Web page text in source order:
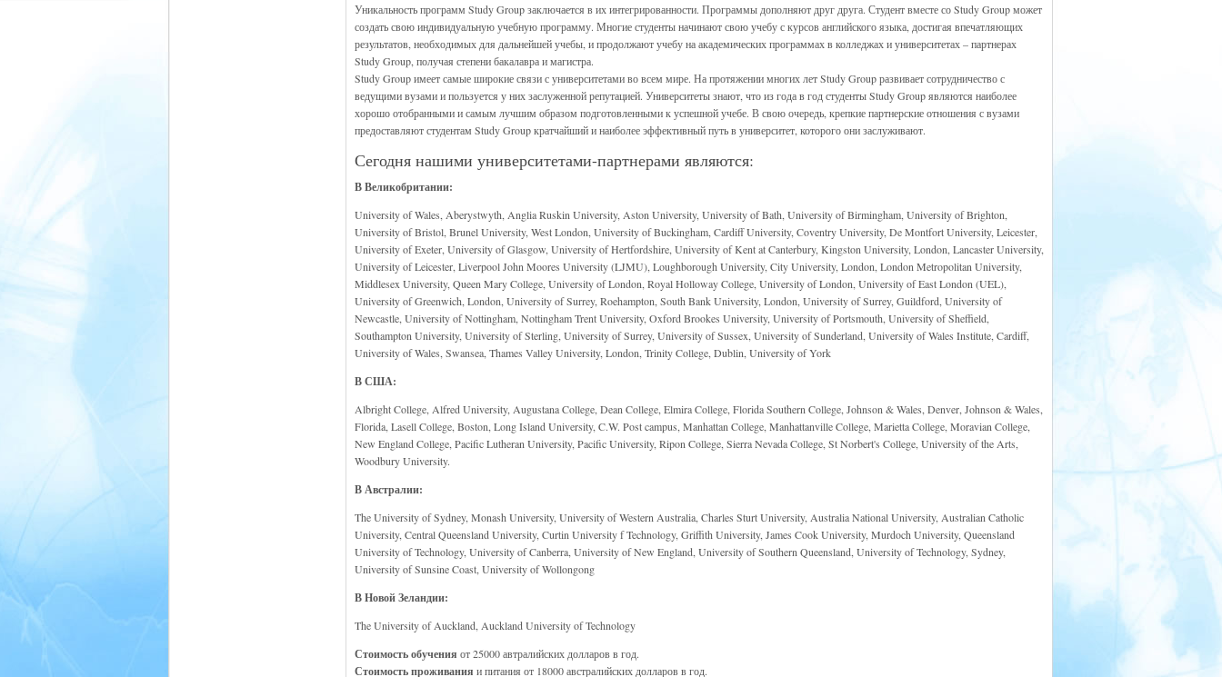
Уникальность программ Study Group заключается в их интегрированности. Программы дополняют друг друга. Студент вместе со Study Group может
создать свою индивидуальную учебную программу. Многие студенты начинают свою учебу с курсов английского языка, достигая впечатляющих
результатов, необходимых для дальнейшей учебы, и продолжают учебу на академических программах в колледжах и университетах – партнерах
Study Group, получая степени бакалавра и магистра.
Study Group имеет самые широкие связи с университетами во всем мире. На протяжении многих лет Study Group развивает сотрудничество с
ведущими вузами и пользуется у них заслуженной репутацией. Университеты знают, что из года в год студенты Study Group являются наиболее
хорошо отобранными и самым лучшим образом подготовленными к успешной учебе. В свою очередь, крепкие партнерские отношения с вузами
предоставляют студентам Study Group кратчайший и наиболее эффективный путь в университет, которого они заслуживают.
Сегодня нашими университетами-партнерами являются:
В Великобритании:
University of Wales, Aberystwyth, Anglia Ruskin University, Aston University, University of Bath, University of Birmingham, University of Brighton,
University of Bristol, Brunel University, West London, University of Buckingham, Cardiff University, Coventry University, De Montfort University, Leicester,
University of Exeter, University of Glasgow, University of Hertfordshire, University of Kent at Canterbury, Kingston University, London, Lancaster University,
University of Leicester, Liverpool John Moores University (LJMU), Loughborough University, City University, London, London Metropolitan University,
Middlesex University, Queen Mary College, University of London, Royal Holloway College, University of London, University of East London (UEL),
University of Greenwich, London, University of Surrey, Roehampton, South Bank University, London, University of Surrey, Guildford, University of
Newcastle, University of Nottingham, Nottingham Trent University, Oxford Brookes University, University of Portsmouth, University of Sheffield,
Southampton University, University of Sterling, University of Surrey, University of Sussex, University of Sunderland, University of Wales Institute, Cardiff,
University of Wales, Swansea, Thames Valley University, London, Trinity College, Dublin, University of York
В США:
Albright College, Alfred University, Augustana College, Dean College, Elmira College, Florida Southern College, Johnson & Wales, Denver, Johnson & Wales,
Florida, Lasell College, Boston, Long Island University, C.W. Post campus, Manhattan College, Manhattanville College, Marietta College, Moravian College,
New England College, Pacific Lutheran University, Pacific University, Ripon College, Sierra Nevada College, St Norbert's College, University of the Arts,
Woodbury University.
В Австралии:
The University of Sydney, Monash University, University of Western Australia, Charles Sturt University, Australia National University, Australian Catholic
University, Central Queensland University, Curtin University f Technology, Griffith University, James Cook University, Murdoch University, Queensland
University of Technology, University of Canberra, University of New England, University of Southern Queensland, University of Technology, Sydney,
University of Sunsine Coast, University of Wollongong
В Новой Зеландии:
The University of Auckland, Auckland University of Technology
Стоимость обучения от 25000 автралийских долларов в год.
Стоимость проживания и питания от 18000 австралийских долларов в год.